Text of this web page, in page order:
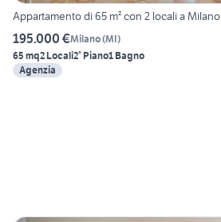
Appartamento di 65 m² con 2 locali a Milano
195.000 €Milano(MI)
65 mq2 Locali2° Piano1 Bagno
Agenzia